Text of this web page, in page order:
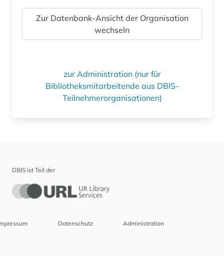
Zur Datenbank-Ansicht der Organisation
wechseln
zur Administration (nur für
Bibliotheksmitarbeitende aus DBIS-
Teilnehmerorganisationen)
DBIS ist Teil der
Datenschutz Administration